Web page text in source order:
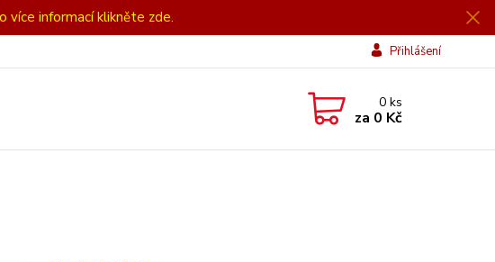
více informací klikněte zde.
Přihlášení
0ks
za 0 Kč